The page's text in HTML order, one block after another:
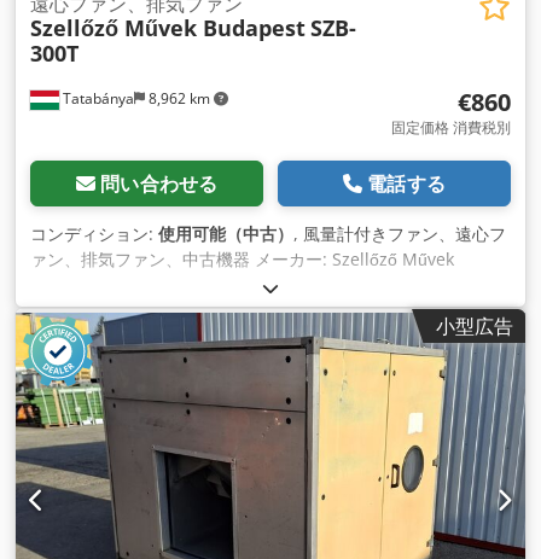
Tatabánya 8,962 km
Szellőző Művek BudapestSZB-
300T
€860
固定価格 消費税別
問い合わせる 電話する
コンディション: 使用可能（中古） , 風量計付きファン、遠心フ
ァン、排気ファン、中古機器 メーカー: Szellőző Művek
Budapest Crjdpfx Akevrzw Notef モデル: SZB-300T 年式:
1979 外形寸法: 320 x 380 x 540 mm 重量: 37 kg 電気仕様:
400V、2.6 A、0.6 kW
小型広告